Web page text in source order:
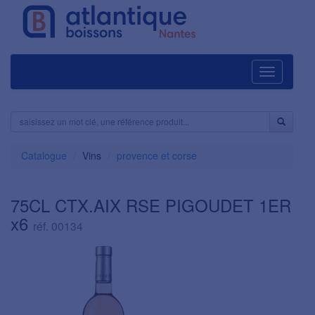
Navigation
Catalogue Vins provence et corse
75CL CTX.AIX RSE PIGOUDET 1ER
x6 réf. 00134